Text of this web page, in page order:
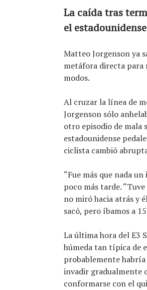
La caída tras
el estadounidense
Matteo Jorgenson ya
metáfora directa para
modos.
Al cruzar la línea de
Jorgenson sólo
otro episodio de mala
estadounidense
ciclista cambió
“Fue más que nada
poco más tarde.
no miró hacia atrás y
sacó, pero íbamos a
La última hora del E3
húmeda tan típica de
probablemente
invadir gradualmente
conformarse con el